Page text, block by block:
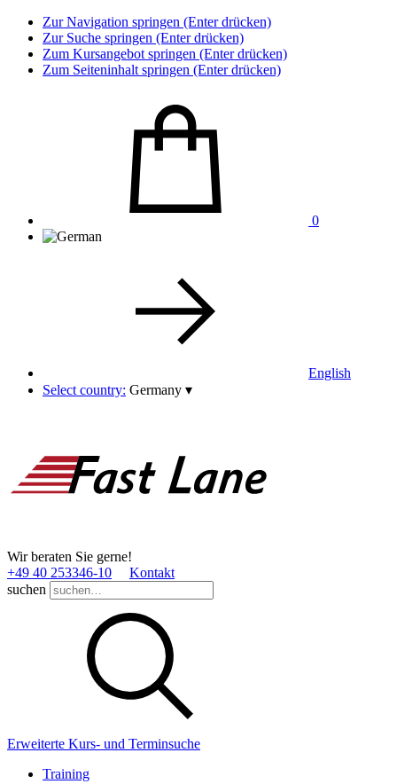
Zur Navigation springen (Enter drücken)
Zur Suche springen (Enter drücken)
Zum Kursangebot springen (Enter drücken)
Zum Seiteninhalt springen (Enter drücken)
0
English
Select country: Germany ▾
Wir beraten Sie gerne!
+49 40 253346­-10
Kontakt
suchen
Erweiterte Kurs- und Terminsuche
Training